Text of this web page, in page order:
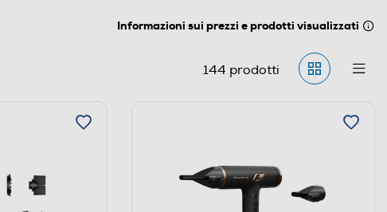
Informazioni sui prezzi e prodotti visualizzati
144 prodotti